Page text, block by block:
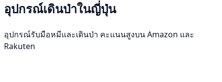
อุปกรณ์เดินป่าในญี่ปุ่น
อุปกรณ์รับมือหมีและเดินป่า คะแนนสูงบน Amazon และ
Rakuten